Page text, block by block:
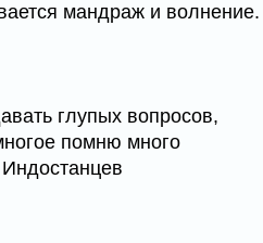
мандраж и волнение.
глупых вопросов,
помню много